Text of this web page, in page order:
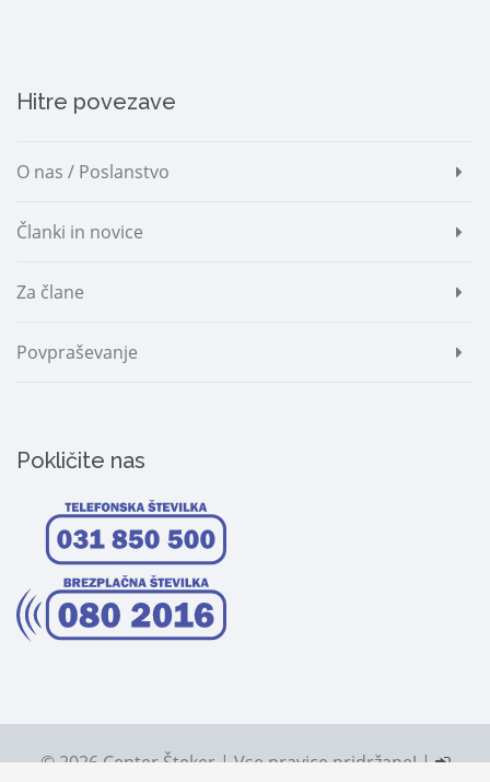
Hitre povezave
O nas / Poslanstvo
Članki in novice
Za člane
Povpraševanje
Pokličite nas
© 2026 Center Šteker | Vse pravice pridržane! |